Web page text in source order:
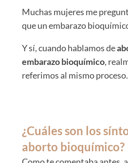
Muchas mujeres me
que un embarazo
Y sí, cuando hablamos de
embarazo bioquímico,
referimos al mismo proceso.
¿Cuáles son los
aborto bioquímico?